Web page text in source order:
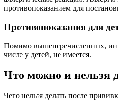
противопоказанием для
Противопоказания для
Помимо вышеперечисленных,
числе у детей, не имеется.
Что можно и нельзя
Чего нельзя делать после